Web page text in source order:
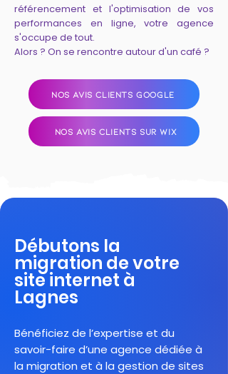
référencement et l'optimisation de vos
performances en ligne, votre agence
s'occupe de tout.
Alors ? On se rencontre autour d'un café ?
NOS AVIS CLIENTS GOOGLE
NOS AVIS CLIENTS SUR WIX
Débutons la
migration de votre
site internet à
Lagnes
Bénéficiez de l’expertise et du
savoir-faire d’une agence dédiée à
la migration et à la gestion de sites